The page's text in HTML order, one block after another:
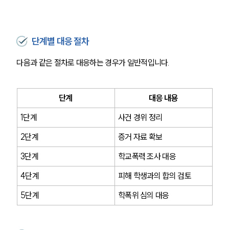
팀소개
오시는 길
글로벌 파트너 로펌
고객의 소리
통합검색
AI대륜
업무사례
주요 업무사례
사례분석/최신동향
법률정보
단계별 대응 절차
다음과 같은 절차로 대응하는 경우가 일반적입니다.
단계
대응 내용
1단계
사건 경위 정리
2단계
증거 자료 확보
3단계
학교폭력 조사 대응
4단계
피해 학생과의 합의 검토
5단계
학폭위 심의 대응